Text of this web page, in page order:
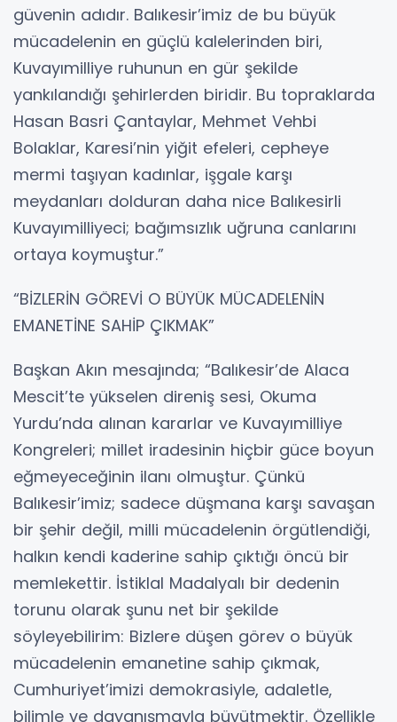
güvenin adıdır. Balıkesir’imiz de bu büyük
mücadelenin en güçlü kalelerinden biri,
Kuvayımilliye ruhunun en gür şekilde
yankılandığı şehirlerden biridir. Bu topraklarda
Hasan Basri Çantaylar, Mehmet Vehbi
Bolaklar, Karesi’nin yiğit efeleri, cepheye
mermi taşıyan kadınlar, işgale karşı
meydanları dolduran daha nice Balıkesirli
Kuvayımilliyeci; bağımsızlık uğruna canlarını
ortaya koymuştur.”
“BİZLERİN GÖREVİ O BÜYÜK MÜCADELENİN
EMANETİNE SAHİP ÇIKMAK”
Başkan Akın mesajında; “Balıkesir’de Alaca
Mescit’te yükselen direniş sesi, Okuma
Yurdu’nda alınan kararlar ve Kuvayımilliye
Kongreleri; millet iradesinin hiçbir güce boyun
eğmeyeceğinin ilanı olmuştur. Çünkü
Balıkesir’imiz; sadece düşmana karşı savaşan
bir şehir değil, milli mücadelenin örgütlendiği,
halkın kendi kaderine sahip çıktığı öncü bir
memlekettir. İstiklal Madalyalı bir dedenin
torunu olarak şunu net bir şekilde
söyleyebilirim: Bizlere düşen görev o büyük
mücadelenin emanetine sahip çıkmak,
Cumhuriyet’imizi demokrasiyle, adaletle,
bilimle ve dayanışmayla büyütmektir. Özellikle